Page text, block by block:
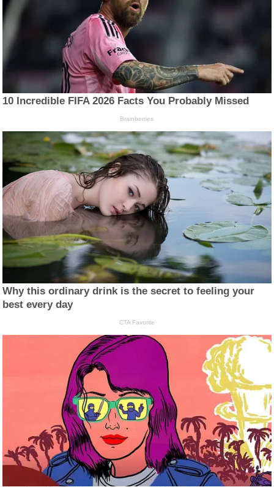
10 Incredible FIFA 2026 Facts You Probably Missed
Brainberries
Why this ordinary drink is the secret to feeling your
best every day
CTA Favorite